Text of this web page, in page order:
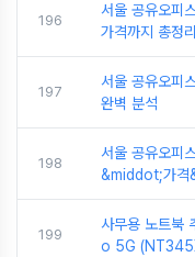
196
서울 공유오피
가격까지 총정리
197
서울 공유오피
완벽 분석
198
서울 공유오피
&middot;가격
199
사무용 노트북
o 5G